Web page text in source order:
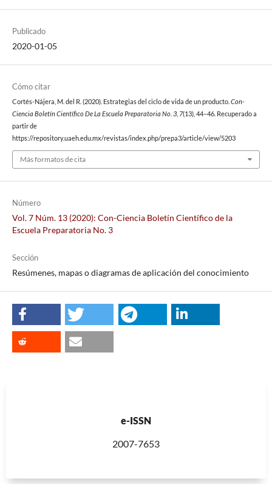
Publicado
2020-01-05
Cómo citar
Cortés-Nájera, M. del R. (2020). Estrategias del ciclo de vida de un producto. Con-
Ciencia Boletín Científico De La Escuela Preparatoria No. 3, 7(13), 44–46. Recuperado a
partir de
https://repository.uaeh.edu.mx/revistas/index.php/prepa3/article/view/5203
Más formatos de cita
Número
Vol. 7 Núm. 13 (2020): Con-Ciencia Boletín Científico de la
Escuela Preparatoria No. 3
Sección
Resúmenes, mapas o diagramas de aplicación del conocimiento
e-ISSN
2007-7653